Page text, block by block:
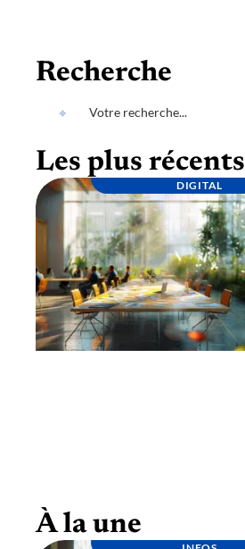
Recherche
Les plus récents
DIGITAL
À la une